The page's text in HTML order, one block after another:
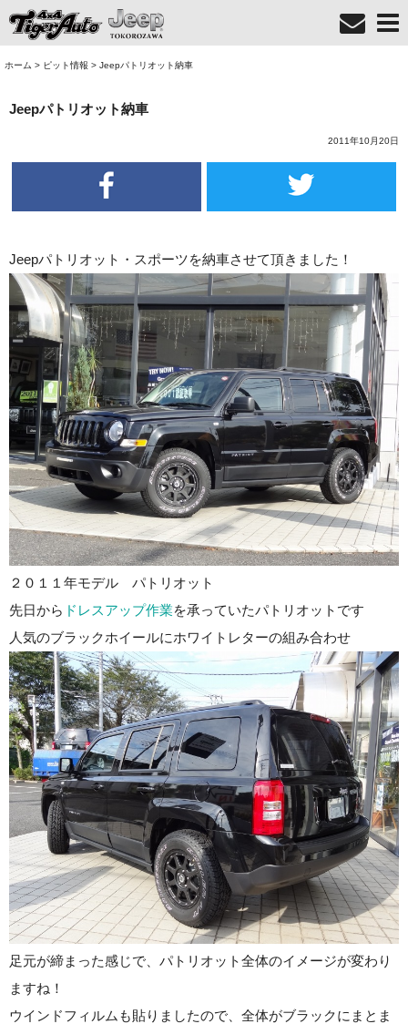
ホーム > ピット情報 > Jeepパトリオット納車
Jeepパトリオット納車
2011年10月20日
Jeepパトリオット・スポーツを納車させて頂きました！
２０１１年モデル パトリオット
先日から ドレスアップ作業を承っていたパトリオットです
人気のブラックホイールにホワイトレターの組み合わせ
足元が締まった感じで、パトリオット全体のイメージが変わり
ますね！
ウインドフィルムも貼りましたので、全体がブラックにまとま